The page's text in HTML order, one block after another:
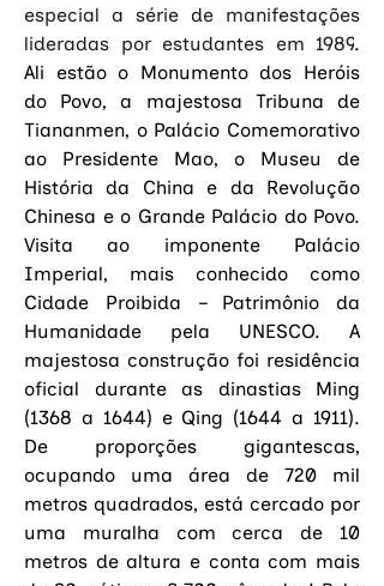
especial a série de manifestações
lideradas por estudantes em 1989.
Ali estão o Monumento dos Heróis
do Povo, a majestosa Tribuna de
Tiananmen, o Palácio Comemorativo
ao Presidente Mao, o Museu de
História da China e da Revolução
Chinesa e o Grande Palácio do Povo.
Visita ao imponente Palácio
Imperial, mais conhecido como
Cidade Proibida – Patrimônio da
Humanidade pela UNESCO. A
majestosa construção foi residência
oficial durante as dinastias Ming
(1368 a 1644) e Qing (1644 a 1911).
De proporções gigantescas,
ocupando uma área de 720 mil
metros quadrados, está cercado por
uma muralha com cerca de 10
metros de altura e conta com mais